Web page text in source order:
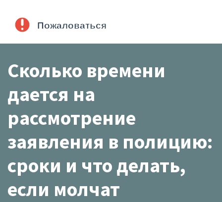
Сколько времени
дается на
рассмотрение
заявления в полицию:
сроки и что делать,
если молчат